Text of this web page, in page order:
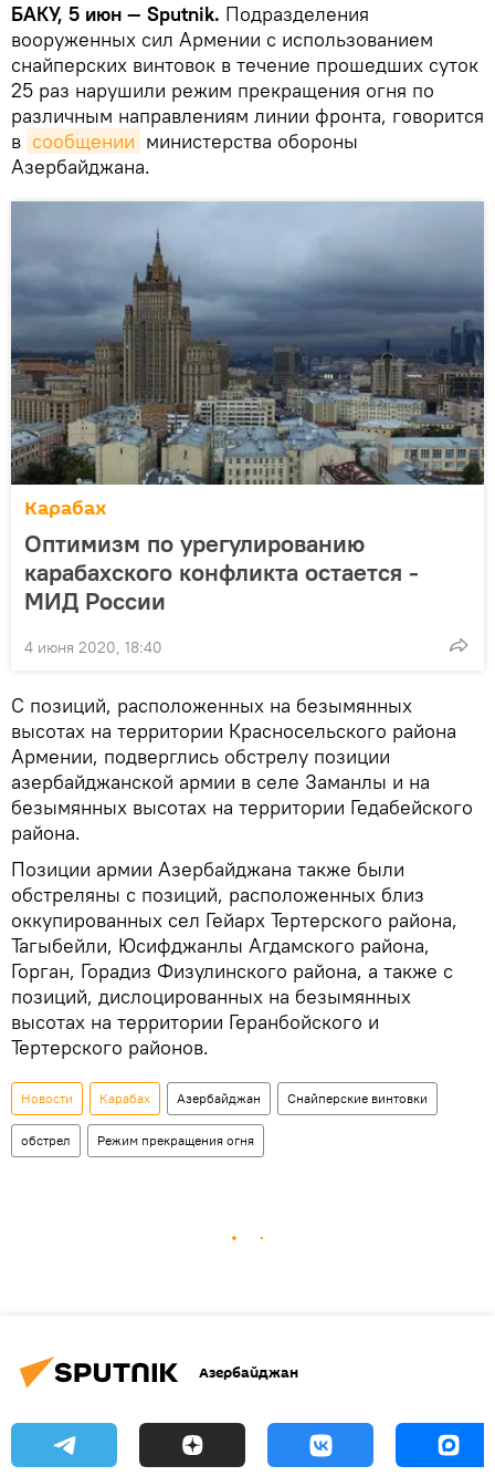
БАКУ, 5 июн — Sputnik. Подразделения
вооруженных сил Армении с использованием
снайперских винтовок в течение прошедших суток
25 раз нарушили режим прекращения огня по
различным направлениям линии фронта, говорится
в сообщении министерства обороны
Азербайджана.
Карабах
Оптимизм по урегулированию
карабахского конфликта остается -
МИД России
4 июня 2020, 18:40
С позиций, расположенных на безымянных
высотах на территории Красносельского района
Армении, подверглись обстрелу позиции
азербайджанской армии в селе Заманлы и на
безымянных высотах на территории Гедабейского
района.
Позиции армии Азербайджана также были
обстреляны с позиций, расположенных близ
оккупированных сел Гейарх Тертерского района,
Тагыбейли, Юсифджанлы Агдамского района,
Горган, Горадиз Физулинского района, а также с
позиций, дислоцированных на безымянных
высотах на территории Геранбойского и
Тертерского районов.
Новости Карабах Азербайджан Снайперские винтовки
обстрел Режим прекращения огня
Азербайджан